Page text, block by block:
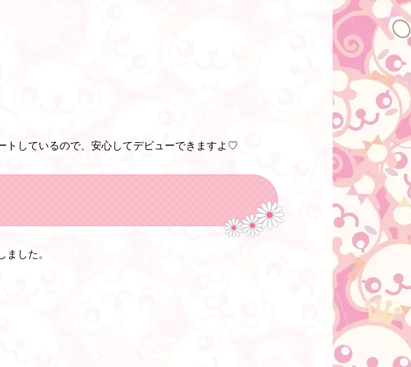
トしているので、安心してデビューできますよ♡
した。